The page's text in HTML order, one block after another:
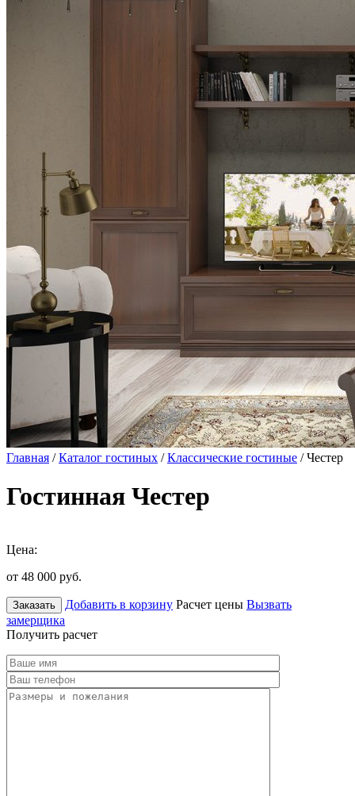
Главная /Каталог гостиных /Классические гостиные / Честер
Гостинная Честер
Цена:
от 48 000 руб.
Заказать Добавить в корзину Расчет цены Вызвать
замерщика
Получить расчет